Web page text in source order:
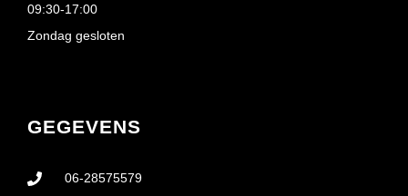
GEGEVENS
06-28575579
09:30-17:00
Zondag gesloten